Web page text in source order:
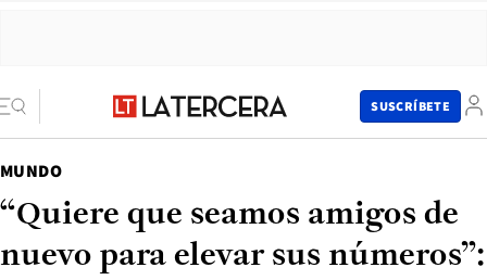
SUSCRÍBETE
MUNDO
“Quiere que seamos amigos de
nuevo para elevar sus números”: